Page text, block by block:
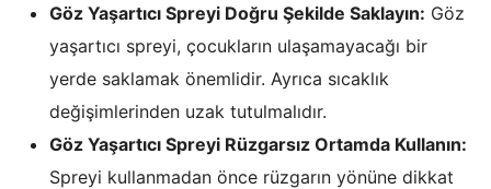
Göz Yaşartıcı Spreyi Doğru Şekilde Saklayın: Göz
yaşartıcı spreyi, çocukların ulaşamayacağı bir
yerde saklamak önemlidir. Ayrıca sıcaklık
değişimlerinden uzak tutulmalıdır.
Göz Yaşartıcı Spreyi Rüzgarsız Ortamda Kullanın:
Spreyi kullanmadan önce rüzgarın yönüne dikkat